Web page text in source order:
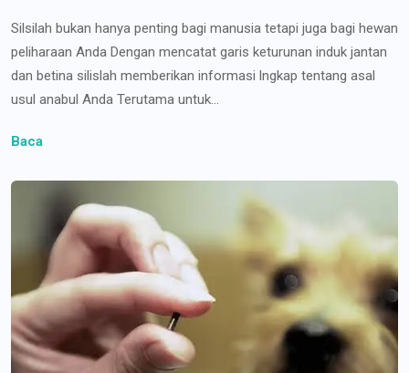
Silsilah bukan hanya penting bagi manusia tetapi juga bagi hewan
peliharaan Anda Dengan mencatat garis keturunan induk jantan
dan betina silislah memberikan informasi lngkap tentang asal
usul anabul Anda Terutama untuk...
Baca